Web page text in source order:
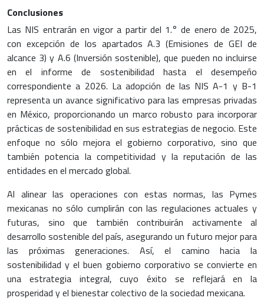
Conclusiones
Las NIS entrarán en vigor a partir del 1.° de enero de 2025,
con excepción de los apartados A.3 (Emisiones de GEI de
alcance 3) y A.6 (Inversión sostenible), que pueden no incluirse
en el informe de sostenibilidad hasta el desempeño
correspondiente a 2026. La adopción de las NIS A-1 y B-1
representa un avance significativo para las empresas privadas
en México, proporcionando un marco robusto para incorporar
prácticas de sostenibilidad en sus estrategias de negocio. Este
enfoque no sólo mejora el gobierno corporativo, sino que
también potencia la competitividad y la reputación de las
entidades en el mercado global.
Al alinear las operaciones con estas normas, las Pymes
mexicanas no sólo cumplirán con las regulaciones actuales y
futuras, sino que también contribuirán activamente al
desarrollo sostenible del país, asegurando un futuro mejor para
las próximas generaciones. Así, el camino hacia la
sostenibilidad y el buen gobierno corporativo se convierte en
una estrategia integral, cuyo éxito se reflejará en la
prosperidad y el bienestar colectivo de la sociedad mexicana.